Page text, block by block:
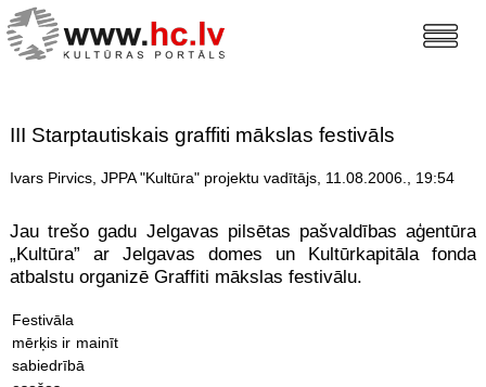
III Starptautiskais graffiti mākslas festivāls
Ivars Pirvics, JPPA "Kultūra" projektu vadītājs, 11.08.2006., 19:54
Jau trešo gadu Jelgavas pilsētas pašvaldības aģentūra
„Kultūra” ar Jelgavas domes un Kultūrkapitāla fonda
atbalstu organizē Graffiti mākslas festivālu.
Festivāla
mērķis ir mainīt
sabiedrībā